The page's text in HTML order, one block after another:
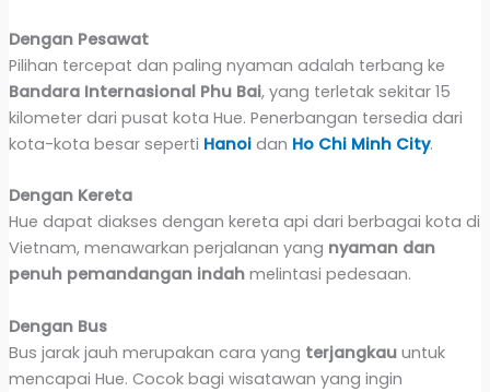
Dengan Pesawat
Pilihan tercepat dan paling nyaman adalah terbang ke
Bandara Internasional Phu Bai, yang terletak sekitar 15
kilometer dari pusat kota Hue. Penerbangan tersedia dari
kota-kota besar seperti Hanoidan Ho Chi Minh City.
Dengan Kereta
Hue dapat diakses dengan kereta api dari berbagai kota di
Vietnam, menawarkan perjalanan yang nyaman dan
penuh pemandangan indahmelintasi pedesaan.
Dengan Bus
Bus jarak jauh merupakan cara yang terjangkauuntuk
mencapai Hue. Cocok bagi wisatawan yang ingin